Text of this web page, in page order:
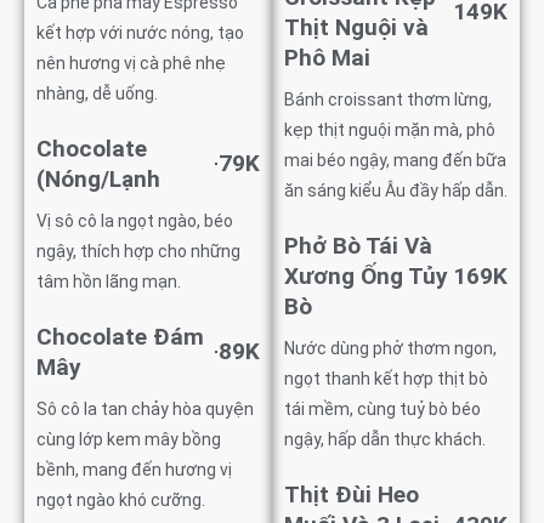
kết hợp với nước nóng, tạo
nên hương vị cà phê nhẹ
nhàng, dễ uống.
Chocolate
(Nóng/Lạnh
79K
Vị sô cô la ngọt ngào, béo
ngậy, thích hợp cho những
tâm hồn lãng mạn.
Chocolate Đám
Mây
89K
Sô cô la tan chảy hòa quyện
cùng lớp kem mây bồng
bềnh, mang đến hương vị
ngọt ngào khó cưỡng.
Thịt Nguội và
Phô Mai
149K
Bánh croissant thơm lừng,
kẹp thịt nguội mặn mà, phô
mai béo ngậy, mang đến bữa
ăn sáng kiểu Âu đầy hấp dẫn.
Phở Bò Tái Và
Xương Ống Tủy
Bò
169K
Nước dùng phở thơm ngon,
ngọt thanh kết hợp thịt bò
tái mềm, cùng tuỷ bò béo
ngậy, hấp dẫn thực khách.
Thịt Đùi Heo